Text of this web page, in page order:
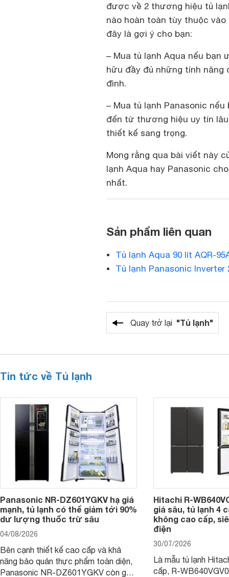
được về 2 thương hiệu tủ
nào hoàn toàn tùy thuộc
đây là gợi ý cho bạn:
– Mua tủ lạnh Aqua nếu bạn
hữu đầy đủ những tính
đình.
– Mua tủ lạnh Panasonic
đến từ thương hiệu uy tín
thiết kế sang trọng.
Mong rằng qua bài viết này
lạnh Aqua hay Panasonic
nhất.
Sản phẩm liên quan
Tủ lạnh Aqua 90 lít AQR-
Tủ lạnh Panasonic Inverter
Quay trở lại "Tủ lạnh"
Tin tức về Tủ lạnh
Panasonic NR-DZ601YGKV hạ giá
mạnh, tủ lạnh có thể giảm tới 90%
dư lượng thuốc trừ sâu
04/08/2026
Bên cạnh thiết kế cao cấp và khả
năng bảo quản thực phẩm toàn diện,
Panasonic NR-DZ601YGKV còn gây
Hitachi R-
giá sâu, tủ lạnh 4
không cao cấp,
điện
30/07/2026
Là mẫu tủ lạnh
cấp, R-